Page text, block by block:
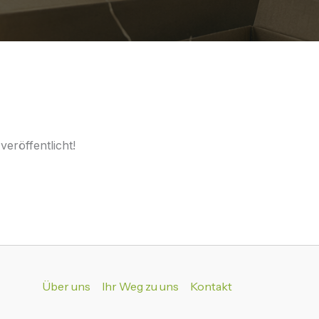
Über uns Ihr Weg zu uns Kontakt